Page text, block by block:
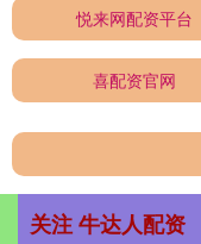
悦来网配资平台
喜配资官网
关注 牛达人配资